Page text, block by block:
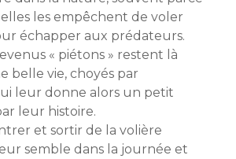
les empêchent de voler
échapper aux prédateurs.
« piétons » restent là
belle vie, choyés par
leur donne alors un petit
leur histoire.
et sortir de la volière
semble dans la journée et